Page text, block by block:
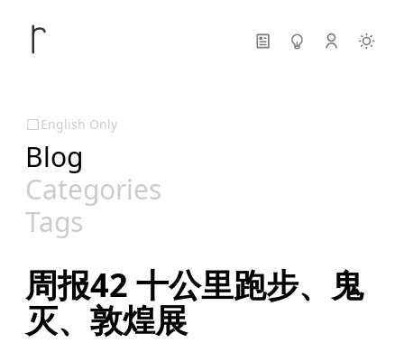
English Only
Blog
Categories
Tags
周报42 十公里跑步、鬼
灭、敦煌展